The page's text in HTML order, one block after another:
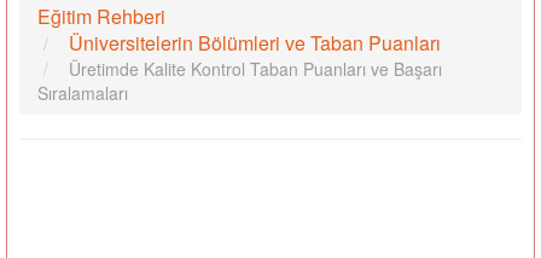
Eğitim Rehberi
Üniversitelerin Bölümleri ve Taban Puanları
Üretimde Kalite Kontrol Taban Puanları ve Başarı
Sıralamaları